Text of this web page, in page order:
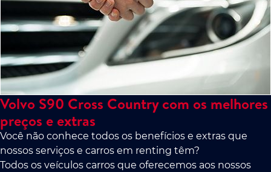
Volvo S90 Cross Country com os melhores
preços e extras
Você não conhece todos os benefícios e extras que
nossos serviços e carros em renting têm?
Todos os veículos carros que oferecemos aos nossos